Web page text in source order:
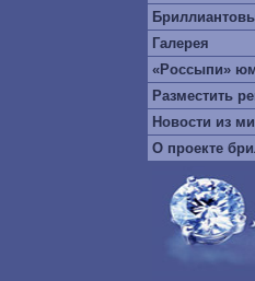
Галерея
«Россыпи»
Разместить
Новости из
О проекте